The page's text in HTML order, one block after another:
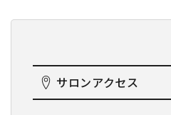
サロンアクセス